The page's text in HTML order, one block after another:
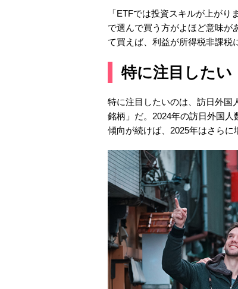
「ETFでは投資スキルが上が
で選んで買う方がよほど意味が
て買えば、利益が所得税非課税
特に注目したい
特に注目したいのは、訪日外国
銘柄」だ。2024年の訪日外国
傾向が続けば、2025年はさらに